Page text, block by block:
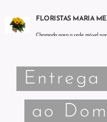
FLORISTAS MARIA
Chamada para a rede móvel
Entrega
ao